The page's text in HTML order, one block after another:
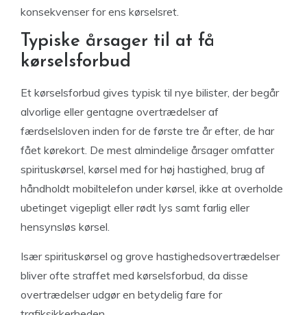
konsekvenser for ens kørselsret.
Typiske årsager til at få
kørselsforbud
Et kørselsforbud gives typisk til nye bilister, der begår
alvorlige eller gentagne overtrædelser af
færdselsloven inden for de første tre år efter, de har
fået kørekort. De mest almindelige årsager omfatter
spirituskørsel, kørsel med for høj hastighed, brug af
håndholdt mobiltelefon under kørsel, ikke at overholde
ubetinget vigepligt eller rødt lys samt farlig eller
hensynsløs kørsel.
Især spirituskørsel og grove hastighedsovertrædelser
bliver ofte straffet med kørselsforbud, da disse
overtrædelser udgør en betydelig fare for